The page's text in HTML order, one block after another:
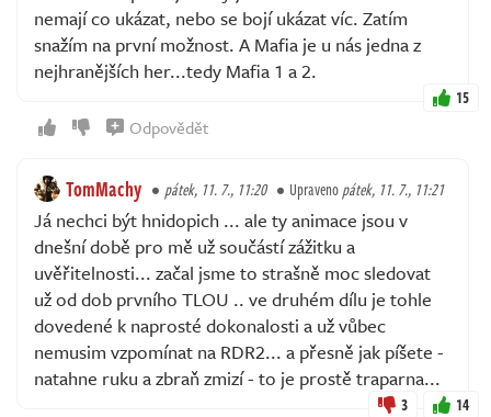
nemají co ukázat, nebo se bojí ukázat víc. Zatím
snažím na první možnost. A Mafia je u nás jedna z
nejhranějších her...tedy Mafia 1 a 2.
15
Odpovědět
TomMachy pátek, 11. 7., 11:20 Upravenopátek, 11. 7., 11:21
Já nechci být hnidopich ... ale ty animace jsou v
dnešní době pro mě už součástí zážitku a
uvěřitelnosti... začal jsme to strašně moc sledovat
už od dob prvního TLOU .. ve druhém dílu je tohle
dovedené k naprosté dokonalosti a už vůbec
nemusim vzpomínat na RDR2... a přesně jak píšete -
natahne ruku a zbraň zmizí - to je prostě traparna...
3 14